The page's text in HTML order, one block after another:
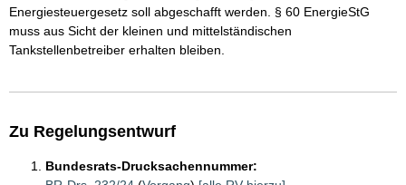
Energiesteuergesetz soll abgeschafft werden. § 60 EnergieStG
muss aus Sicht der kleinen und mittelständischen
Tankstellenbetreiber erhalten bleiben.
Zu Regelungsentwurf
Bundesrats-Drucksachennummer: